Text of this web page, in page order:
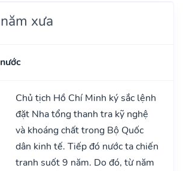
xưa
Chủ tịch Hồ Chí Minh ký sắc lệnh
đặt Nha tổng thanh tra kỹ nghệ
và khoáng chất trong Bộ Quốc
dân kinh tế. Tiếp đó nước ta chiến
tranh suốt 9 năm. Do đó, từ năm